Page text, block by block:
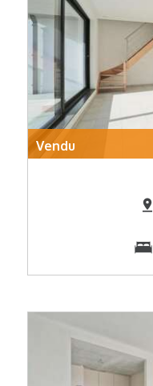
Vendu